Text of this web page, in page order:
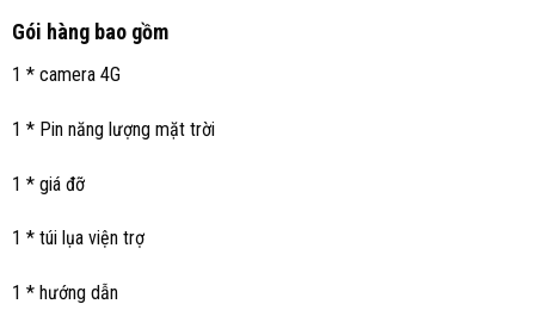
Gói hàng bao gồm
1 * camera 4G
1 * Pin năng lượng mặt trời
1 * giá đỡ
1 * túi lụa viện trợ
1 * hướng dẫn